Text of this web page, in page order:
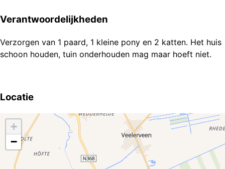
Verantwoordelijkheden
Verzorgen van 1 paard, 1 kleine pony en 2 katten. Het huis
schoon houden, tuin onderhouden mag maar hoeft niet.
Locatie
+
−